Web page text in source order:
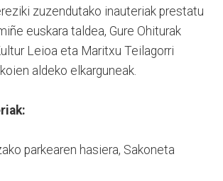
zuzendutako inauteriak prestatu
euskara taldea, Gure Ohiturak
Leioa eta Maritxu Teilagorri
aldeko elkarguneak.
parkearen hasiera, Sakoneta